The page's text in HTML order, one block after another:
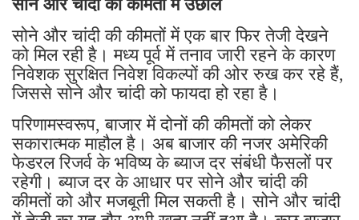
सोने और चांदी की कीमतों में उछाल
सोने और चांदी की कीमतों में एक बार फिर तेजी देखने
को मिल रही है। मध्य पूर्व में तनाव जारी रहने के कारण
निवेशक सुरक्षित निवेश विकल्पों की ओर रुख कर रहे हैं,
जिससे सोने और चांदी को फायदा हो रहा है।
परिणामस्वरूप, बाजार में दोनों की कीमतों को लेकर
सकारात्मक माहौल है। अब बाजार की नजर अमेरिकी
फेडरल रिजर्व के भविष्य के ब्याज दर संबंधी फैसलों पर
रहेगी। ब्याज दर के आधार पर सोने और चांदी की
कीमतों को और मजबूती मिल सकती है। सोने और चांदी